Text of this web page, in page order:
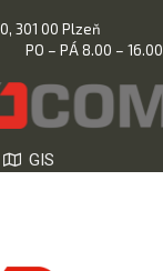
301 00 Plzeň
PO – PÁ 8.00 – 16.00
GIS